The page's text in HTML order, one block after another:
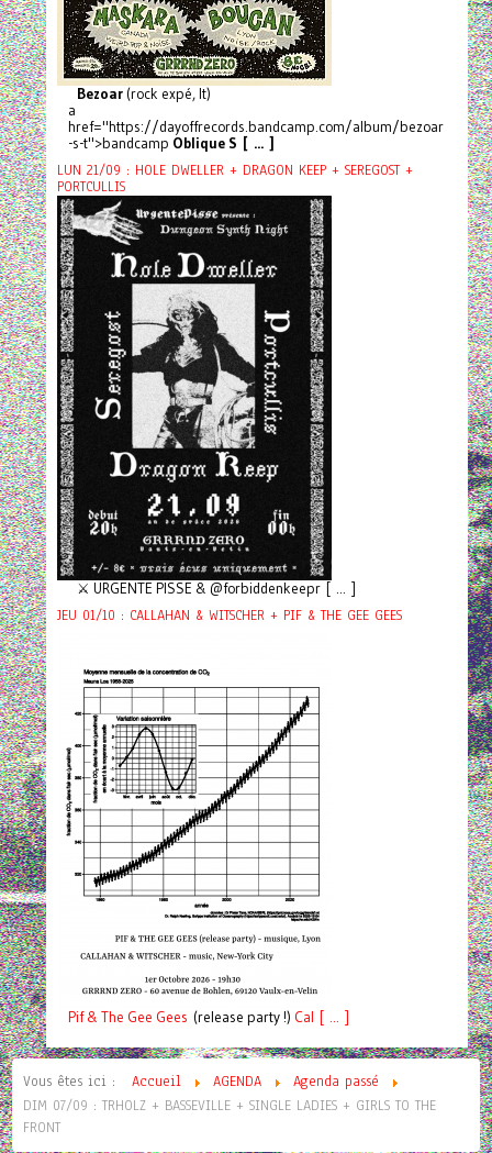
Bezoar(rock expé, It)
a
href="https://dayoffrecords.bandcamp.com/album/bezoar
-s-t">bandcamp Oblique S [ ... ]
LUN 21/09 : HOLE DWELLER + DRAGON KEEP + SEREGOST +
PORTCULLIS
⚔️ URGENTE PISSE & @forbiddenkeepr [ ... ]
JEU 01/10 : CALLAHAN & WITSCHER + PIF & THE GEE GEES
Pif& The Gee Gees (release party !) Cal [ ... ]
Vous êtes ici : Accueil AGENDA
Agenda passé
DIM 07/09 : TRHOLZ + BASSEVILLE + SINGLE LADIES + GIRLS TO THE
FRONT